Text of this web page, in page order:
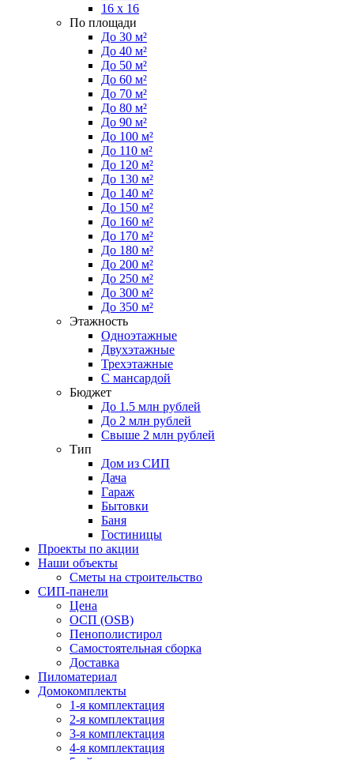
16 x 16
По площади
До 30 м²
До 40 м²
До 50 м²
До 60 м²
До 70 м²
До 80 м²
До 90 м²
До 100 м²
До 110 м²
До 120 м²
До 130 м²
До 140 м²
До 150 м²
До 160 м²
До 170 м²
До 180 м²
До 200 м²
До 250 м²
До 300 м²
До 350 м²
Этажность
Одноэтажные
Двухэтажные
Трехэтажные
С мансардой
Бюджет
До 1.5 млн рублей
До 2 млн рублей
Свыше 2 млн рублей
Тип
Дом из СИП
Дача
Гараж
Бытовки
Баня
Гостиницы
Проекты по акции
Наши объекты
Сметы на строительство
СИП-панели
Цена
ОСП (OSB)
Пенополистирол
Самостоятельная сборка
Доставка
Пиломатериал
Домокомплекты
1-я комплектация
2-я комплектация
3-я комплектация
4-я комплектация